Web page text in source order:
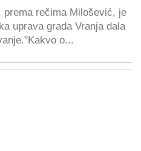
prema rečima Milošević, je
uprava grada Vranja dala
o...